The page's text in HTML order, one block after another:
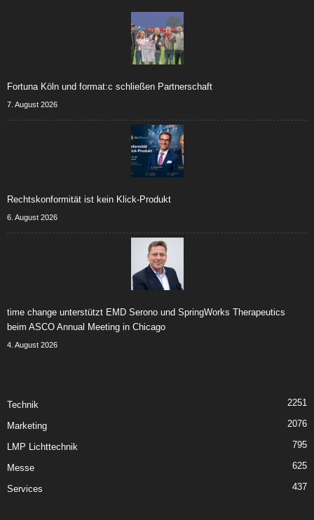
Fortuna Köln und format:c schließen Partnerschaft
7. August 2026
Rechtskonformität ist kein Klick-Produkt
6. August 2026
time change unterstützt EMD Serono und SpringWorks Therapeutics
beim ASCO Annual Meeting in Chicago
4. August 2026
Technik 2251
Marketing 2076
LMP Lichttechnik 795
Messe 625
Services 437